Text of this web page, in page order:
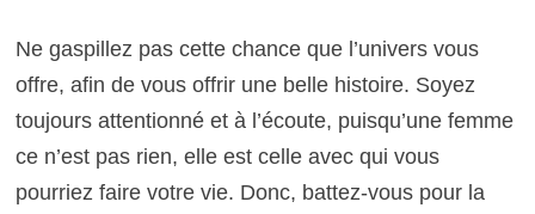
Ne gaspillez pas cette chance que l’univers vous
offre, afin de vous offrir une belle histoire. Soyez
toujours attentionné et à l’écoute, puisqu’une femme
ce n’est pas rien, elle est celle avec qui vous
pourriez faire votre vie. Donc, battez-vous pour la